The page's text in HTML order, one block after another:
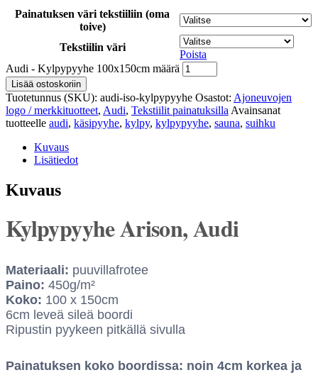
Painatuksen väri tekstiiliin (oma
toive)
Tekstiilin väri
Poista
Audi - Kylpypyyhe 100x150cm määrä
Lisää ostoskoriin
Tuotetunnus (SKU): audi-iso-kylpypyyhe Osastot: Ajoneuvojen
logo / merkkituotteet, Audi, Tekstiilit painatuksilla Avainsanat
tuotteelle audi, käsipyyhe, kylpy, kylpypyyhe, sauna, suihku
Kuvaus
Lisätiedot
Kuvaus
Kylpypyyhe Arison, Audi
Materiaali: puuvillafrotee
Paino: 450g/m²
Koko: 100 x 150cm
6cm leveä sileä boordi
Ripustin pyykeen pitkällä sivulla
Painatuksen koko boordissa: noin 4cm korkea ja